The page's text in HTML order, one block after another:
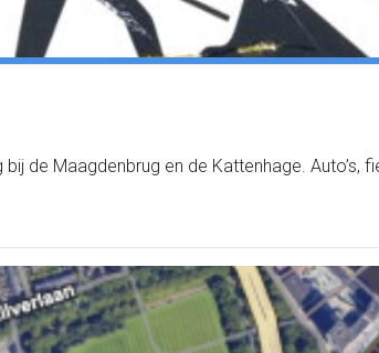
de Maagdenbrug en de Kattenhage.